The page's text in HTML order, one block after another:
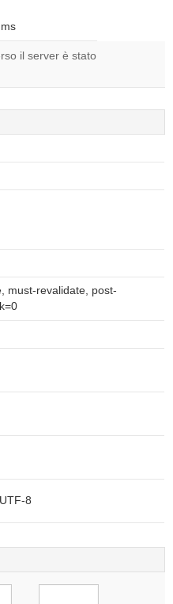
il server è stato
must-revalidate, post-
8